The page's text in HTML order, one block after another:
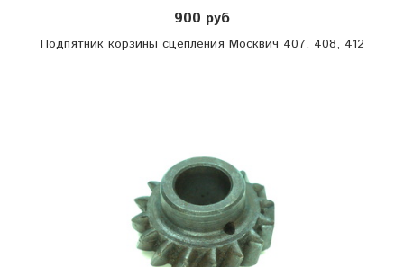
900 руб
Подпятник корзины сцепления Москвич 407, 408, 412